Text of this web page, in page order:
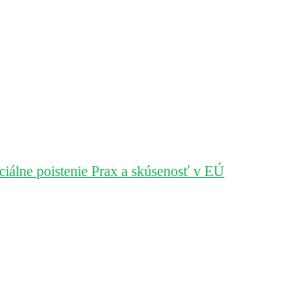
poistenie Prax a skúsenosť v EÚ